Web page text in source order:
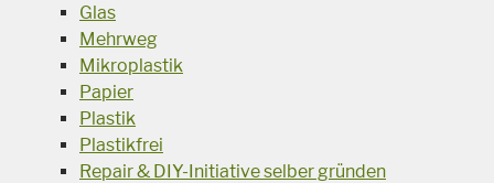
Glas
Mehrweg
Mikroplastik
Papier
Plastik
Plastikfrei
Repair & DIY-Initiative selber gründen